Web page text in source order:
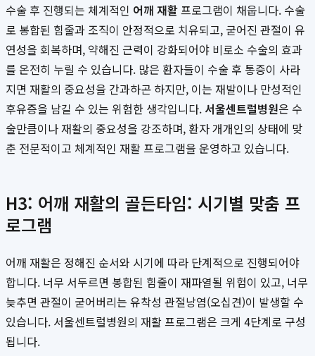
수술 후 진행되는 체계적인 어깨 재활프로그램이 채웁니다. 수술
로 봉합된 힘줄과 조직이 안정적으로 치유되고, 굳어진 관절이 유
연성을 회복하며, 약해진 근력이 강화되어야 비로소 수술의 효과
를 온전히 누릴 수 있습니다. 많은 환자들이 수술 후 통증이 사라
지면 재활의 중요성을 간과하곤 하지만, 이는 재발이나 만성적인
후유증을 남길 수 있는 위험한 생각입니다. 서울센트럴병원은 수
술만큼이나 재활의 중요성을 강조하며, 환자 개개인의 상태에 맞
춘 전문적이고 체계적인 재활 프로그램을 운영하고 있습니다.
H3: 어깨 재활의 골든타임: 시기별 맞춤 프
로그램
어깨 재활은 정해진 순서와 시기에 따라 단계적으로 진행되어야
합니다. 너무 서두르면 봉합된 힘줄이 재파열될 위험이 있고, 너무
늦추면 관절이 굳어버리는 유착성 관절낭염(오십견)이 발생할 수
있습니다. 서울센트럴병원의 재활 프로그램은 크게 4단계로 구성
됩니다.